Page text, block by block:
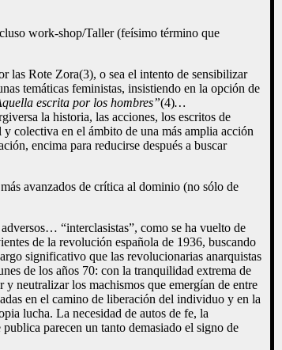
work-shop/Taller (feísimo término que
las Rote Zora(3), o sea el intento de sensibilizar
temáticas feministas, insistiendo en la opción de
escrita por los hombres”(4)…
la historia, las acciones, los escritos de
colectiva en el ámbito de una más amplia acción
encima para reducirse después a buscar
avanzados de crítica al dominio (no sólo de
“interclasistas”, como se ha vuelto de
de la revolución española de 1936, buscando
significativo que las revolucionarias anarquistas
de los años 70: con la tranquilidad extrema de
neutralizar los machismos que emergían de entre
en el camino de liberación del individuo y en la
lucha. La necesidad de autos de fe, la
parecen un tanto demasiado el signo de